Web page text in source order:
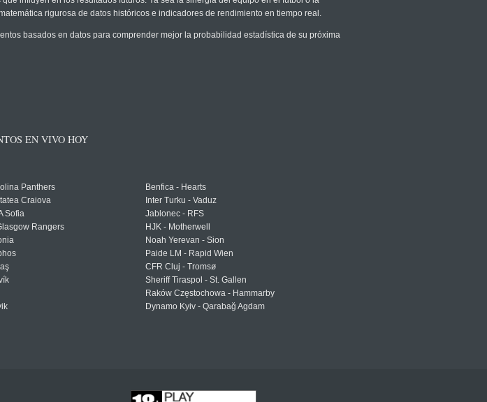
rigurosa de datos históricos e indicadores de rendimiento en tiempo real.
basados en datos para comprender mejor la probabilidad estadística de su próxima
EN VIVO HOY
Panthers
Craiova
Sofia
Rangers
Benfica - Hearts
Inter Turku - Vaduz
Jablonec - RFS
HJK - Motherwell
Noah Yerevan - Sion
Paide LM - Rapid Wien
CFR Cluj - Tromsø
Sheriff Tiraspol - St. Gallen
Raków Częstochowa - Hammarby
Dynamo Kyiv - Qarabağ Agdam